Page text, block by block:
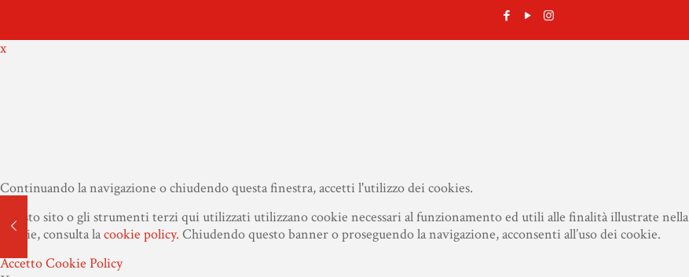
x
Continuando la navigazione o chiudendo questa finestra, accetti l'utilizzo dei cookies.
Questo sito o gli strumenti terzi qui utilizzati utilizzano cookie necessari al funzionamento ed utili alle finalità illustrate nella
cookie, consulta lacookie policy. Chiudendo questo banner o proseguendo la navigazione, acconsenti all’uso dei cookie.
AccettoCookie Policy